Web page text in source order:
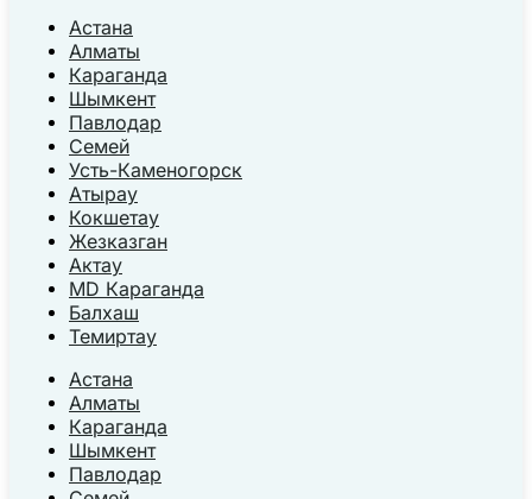
Астана
Алматы
Караганда
Шымкент
Павлодар
Семей
Усть-Каменогорск
Атырау
Кокшетау
Жезказган
Актау
MD Караганда
Балхаш
Темиртау
Астана
Алматы
Караганда
Шымкент
Павлодар